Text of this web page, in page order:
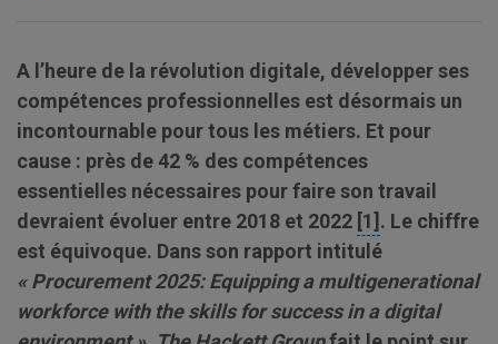
A l’heure de la révolution digitale, développer ses
compétences professionnelles est désormais un
incontournable pour tous les métiers. Et pour
cause : près de 42 % des compétences
essentielles nécessaires pour faire son travail
devraient évoluer entre 2018 et 2022 [1] . Le chiffre
est équivoque. Dans son rapport intitulé
« Procurement 2025: Equipping a multigenerational
workforce with the skills for success in a digital